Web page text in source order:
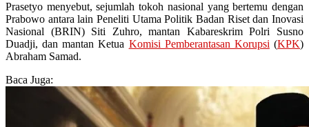
Prasetyo menyebut, sejumlah tokoh nasional yang bertemu dengan
Prabowo antara lain Peneliti Utama Politik Badan Riset dan Inovasi
Nasional (BRIN) Siti Zuhro, mantan Kabareskrim Polri Susno
Duadji, dan mantan Ketua Komisi Pemberantasan Korupsi (KPK)
Abraham Samad.
Baca Juga: